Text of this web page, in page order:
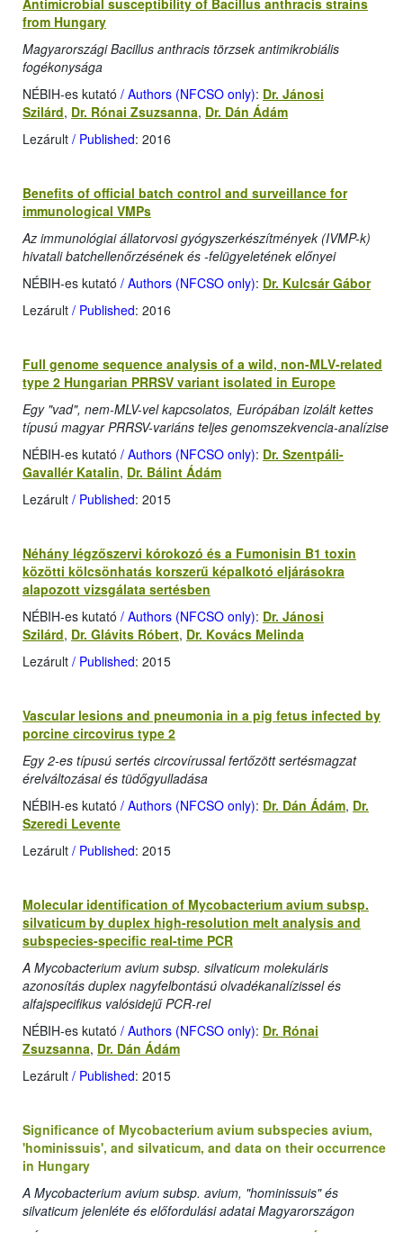
Antimicrobial susceptibility of Bacillus anthracis strains
from Hungary
Magyarországi Bacillus anthracis törzsek antimikrobiális
fogékonysága
NÉBIH-es kutató / Authors (NFCSO only): Dr. Jánosi
Szilárd, Dr. Rónai Zsuzsanna, Dr. Dán Ádám
Lezárult / Published: 2016
Benefits of official batch control and surveillance for
immunological VMPs
Az immunológiai állatorvosi gyógyszerkészítmények (IVMP-k)
hivatali batchellenőrzésének és -felügyeletének előnyei
NÉBIH-es kutató / Authors (NFCSO only): Dr. Kulcsár Gábor
Lezárult / Published: 2016
Full genome sequence analysis of a wild, non-MLV-related
type 2 Hungarian PRRSV variant isolated in Europe
Egy "vad", nem-MLV-vel kapcsolatos, Európában izolált kettes
típusú magyar PRRSV-variáns teljes genomszekvencia-analízise
NÉBIH-es kutató / Authors (NFCSO only): Dr. Szentpáli-
Gavallér Katalin, Dr. Bálint Ádám
Lezárult / Published: 2015
Néhány légzőszervi kórokozó és a Fumonisin B1 toxin
közötti kölcsönhatás korszerű képalkotó eljárásokra
alapozott vizsgálata sertésben
NÉBIH-es kutató / Authors (NFCSO only): Dr. Jánosi
Szilárd, Dr. Glávits Róbert, Dr. Kovács Melinda
Lezárult / Published: 2015
Vascular lesions and pneumonia in a pig fetus infected by
porcine circovirus type 2
Egy 2-es típusú sertés circovírussal fertőzött sertésmagzat
érelváltozásai és tüdőgyulladása
NÉBIH-es kutató / Authors (NFCSO only): Dr. Dán Ádám, Dr.
Szeredi Levente
Lezárult / Published: 2015
Molecular identification of Mycobacterium avium subsp.
silvaticum by duplex high-resolution melt analysis and
subspecies-specific real-time PCR
A Mycobacterium avium subsp. silvaticum molekuláris
azonosítás duplex nagyfelbontású olvadékanalízissel és
alfajspecifikus valósidejű PCR-rel
NÉBIH-es kutató / Authors (NFCSO only): Dr. Rónai
Zsuzsanna, Dr. Dán Ádám
Lezárult / Published: 2015
Significance of Mycobacterium avium subspecies avium,
'hominissuis', and silvaticum, and data on their occurrence
in Hungary
A Mycobacterium avium subsp. avium, "hominissuis" és
silvaticum jelenléte és előfordulási adatai Magyarországon